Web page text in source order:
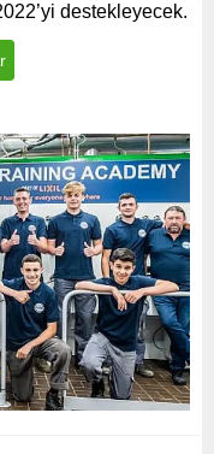
destekleyecek.